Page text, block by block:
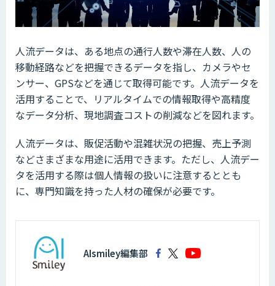
人流データは、ある地点の通行人数や滞在人数、人の
移動経路などを把握できるデータを指し、カメラやセ
ンサー、GPSなどを通じて取得可能です。人流データを
活用することで、リアルタイムでの情報取得や高精度
なデータ分析、現地調査コストの削減などを図れます。
人流データは、販促活動や混雑状況の把握、売上予測
などさまざまな用途に活用できます。ただし、人流デー
タを活用する際は個人情報の扱いに注意するととも
に、専門知識を持った人材の確保が必要です。
AIsmiley編集部